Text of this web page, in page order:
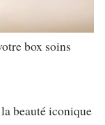
box soins
beauté iconique